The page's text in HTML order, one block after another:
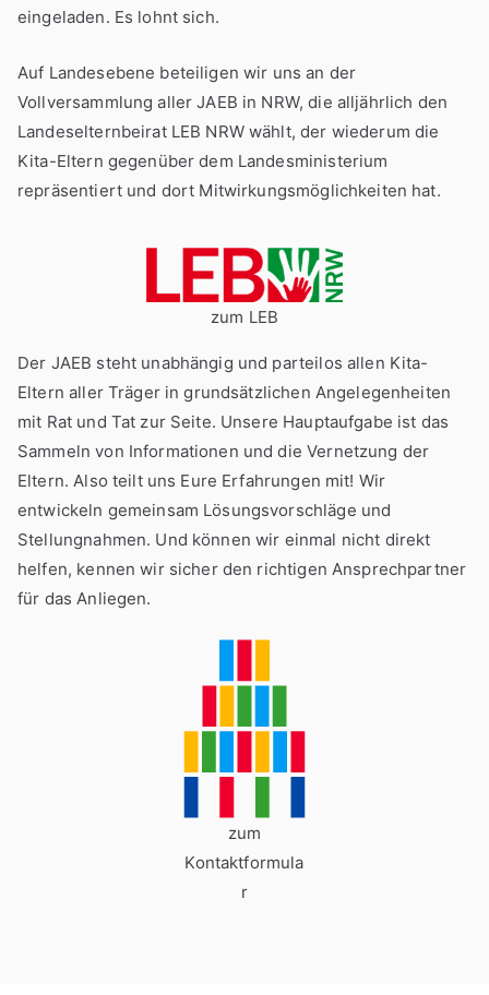
eingeladen. Es lohnt sich.
Auf Landesebene beteiligen wir uns an der
Vollversammlung aller JAEB in NRW, die alljährlich den
Landeselternbeirat LEB NRW wählt, der wiederum die
Kita-Eltern gegenüber dem Landesministerium
repräsentiert und dort Mitwirkungsmöglichkeiten hat.
zum LEB
Der JAEB steht unabhängig und parteilos allen Kita-
Eltern aller Träger in grundsätzlichen Angelegenheiten
mit Rat und Tat zur Seite. Unsere Hauptaufgabe ist das
Sammeln von Informationen und die Vernetzung der
Eltern. Also teilt uns Eure Erfahrungen mit! Wir
entwickeln gemeinsam Lösungsvorschläge und
Stellungnahmen. Und können wir einmal nicht direkt
helfen, kennen wir sicher den richtigen Ansprechpartner
für das Anliegen.
zum
Kontaktformula
r